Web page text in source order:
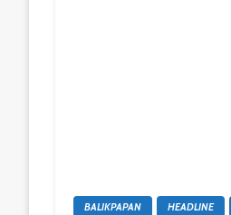
BALIKPAPAN HEADLINE